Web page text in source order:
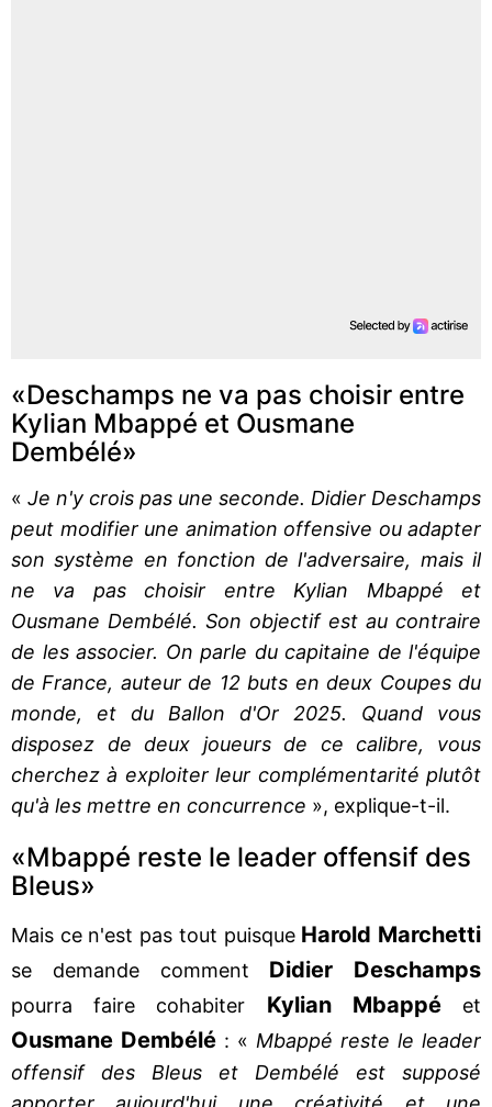
«Deschamps ne va pas choisir entre
Kylian Mbappé et Ousmane
Dembélé»
« Je n'y crois pas une seconde. Didier Deschamps
peut modifier une animation offensive ou adapter
son système en fonction de l'adversaire, mais il
ne va pas choisir entre Kylian Mbappé et
Ousmane Dembélé. Son objectif est au contraire
de les associer. On parle du capitaine de l'équipe
de France, auteur de 12 buts en deux Coupes du
monde, et du Ballon d'Or 2025. Quand vous
disposez de deux joueurs de ce calibre, vous
cherchez à exploiter leur complémentarité plutôt
qu'à les mettre en concurrence », explique-t-il.
«Mbappé reste le leader offensif des
Bleus»
Mais ce n'est pas tout puisque Harold Marchetti
se demande comment Didier Deschamps
pourra faire cohabiter Kylian Mbappéet
Ousmane Dembélé : « Mbappé reste le leader
offensif des Bleus et Dembélé est supposé